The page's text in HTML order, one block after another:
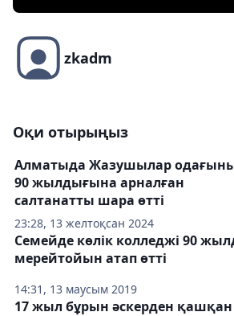
zkadm
Оқи отырыңыз
23:28, 13 желтоқсан 2024
Алматыда Жазушылар
90 жылдығына арналған
салтанатты шара өтті
14:31, 13 маусым 2019
Семейде көлік колледжі 90
мерейтойын атап өтті
17 жыл бұрын әскерден қашқан